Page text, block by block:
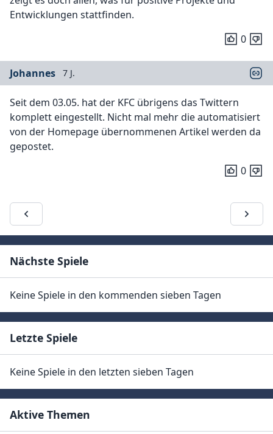
Entwicklungen stattfinden.
0
Johannes 7 J.
Seit dem 03.05. hat der KFC übrigens das Twittern
komplett eingestellt. Nicht mal mehr die automatisiert
von der Homepage übernommenen Artikel werden da
gepostet.
0
Nächste Spiele
Keine Spiele in den kommenden sieben Tagen
Letzte Spiele
Keine Spiele in den letzten sieben Tagen
Aktive Themen